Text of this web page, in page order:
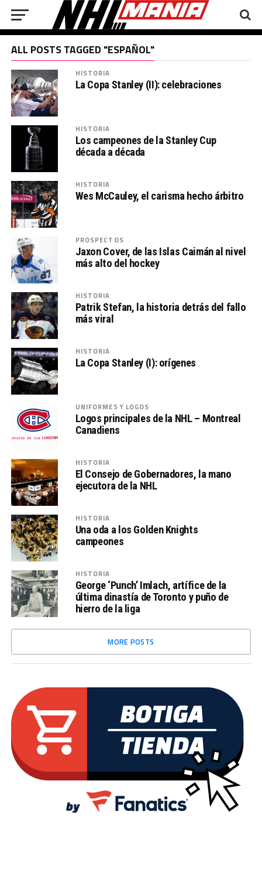
ALL POSTS TAGGED "ESPAÑOL"
HISTORIA
La Copa Stanley (II): celebraciones
HISTORIA
Los campeones de la Stanley Cup
década a década
HISTORIA
Wes McCauley, el carisma hecho árbitro
PROSPECTOS
Jaxon Cover, de las Islas Caimán al nivel
más alto del hockey
HISTORIA
Patrik Stefan, la historia detrás del fallo
más viral
HISTORIA
La Copa Stanley (I): orígenes
UNIFORMES Y LOGOS
Logos principales de la NHL – Montreal
Canadiens
HISTORIA
El Consejo de Gobernadores, la mano
ejecutora de la NHL
HISTORIA
Una oda a los Golden Knights
campeones
HISTORIA
George ‘Punch’ Imlach, artífice de la
última dinastía de Toronto y puño de
hierro de la liga
MORE POSTS